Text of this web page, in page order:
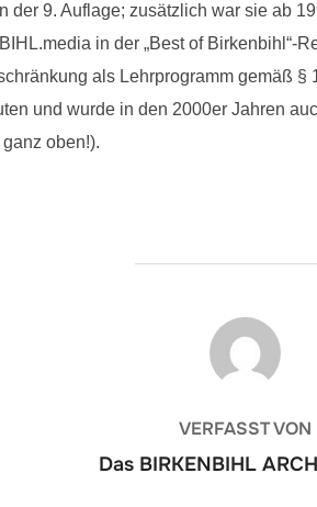
der 9. Auflage; zusätzlich war sie ab
in der „Best of Birkenbihl“-
als Lehrprogramm gemäß
und wurde in den 2000er Jahren
oben!).
BEITRAGSAUTOR
VERFASST VON
Das BIRKENBIHL